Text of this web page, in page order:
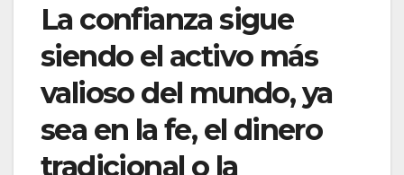
La confianza sigue
siendo el activo más
valioso del mundo, ya
sea en la fe, el dinero
tradicional o la